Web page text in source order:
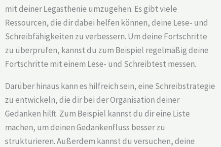
mit deiner Legasthenie umzugehen. Es gibt viele
Ressourcen, die dir dabei helfen können, deine Lese- und
Schreibfähigkeiten zu verbessern. Um deine Fortschritte
zu überprüfen, kannst du zum Beispiel regelmäßig deine
Fortschritte mit einem Lese- und Schreibtest messen.
Darüber hinaus kann es hilfreich sein, eine Schreibstrategie
zu entwickeln, die dir bei der Organisation deiner
Gedanken hilft. Zum Beispiel kannst du dir eine Liste
machen, um deinen Gedankenfluss besser zu
strukturieren. Außerdem kannst du versuchen, deine